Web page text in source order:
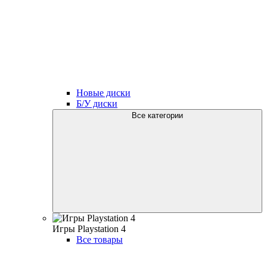
Новые диски
Б/У диски
Все категории
Игры Playstation 4
Все товары